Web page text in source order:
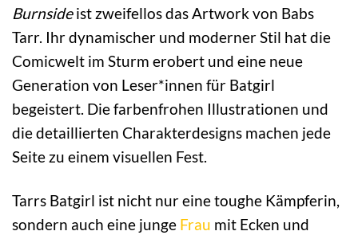
Burnsideist zweifellos das Artwork von Babs
Tarr. Ihr dynamischer und moderner Stil hat die
Comicwelt im Sturm erobert und eine neue
Generation von Leser*innen für Batgirl
begeistert. Die farbenfrohen Illustrationen und
die detaillierten Charakterdesigns machen jede
Seite zu einem visuellen Fest.
Tarrs Batgirl ist nicht nur eine toughe Kämpferin,
sondern auch eine junge Frau mit Ecken und